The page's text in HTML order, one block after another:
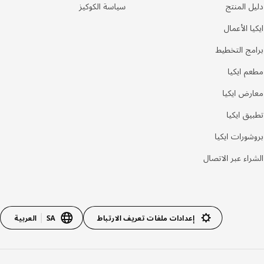
دليل المنتج
ايكيا الأعمال
برامج التخطيط
مطعم ايكيا
معارض ايكيا
تطبيق ايكيا
بروشورات ايكيا
الشراء عبر الاتصال
سياسة الكوكيز
إعدادات ملفات تعريف الارتباط SA العربية